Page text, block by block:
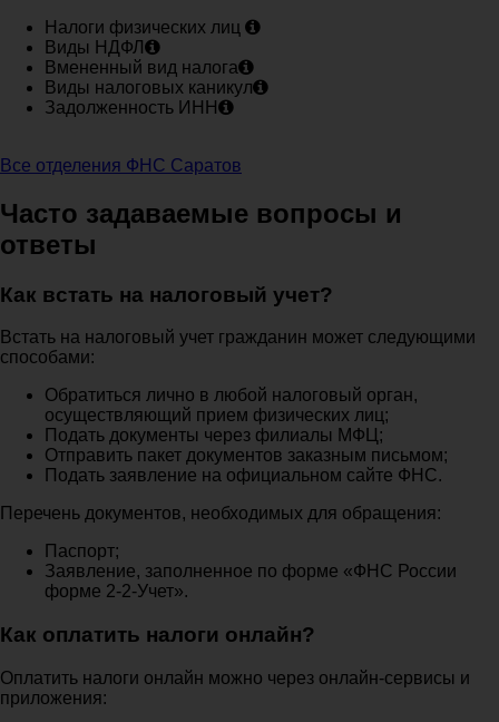
Налоги физических лиц
Виды НДФЛ
Вмененный вид налога
Виды налоговых каникул
Задолженность ИНН
Все отделения ФНС Саратов
Часто задаваемые вопросы и
ответы
Как встать на налоговый учет?
Встать на налоговый учет гражданин может следующими
способами:
Обратиться лично в любой налоговый орган,
осуществляющий прием физических лиц;
Подать документы через филиалы МФЦ;
Отправить пакет документов заказным письмом;
Подать заявление на официальном сайте ФНС.
Перечень документов, необходимых для обращения:
Паспорт;
Заявление, заполненное по форме «ФНС России
форме 2-2-Учет».
Как оплатить налоги онлайн?
Оплатить налоги онлайн можно через онлайн-сервисы и
приложения: